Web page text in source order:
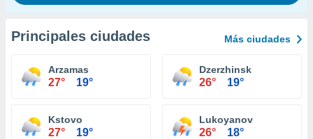
Principales ciudades Más ciudades
Arzamas
27° 19°
Dzerzhinsk
26° 19°
Kstovo
27° 19°
Lukoyanov
26° 18°